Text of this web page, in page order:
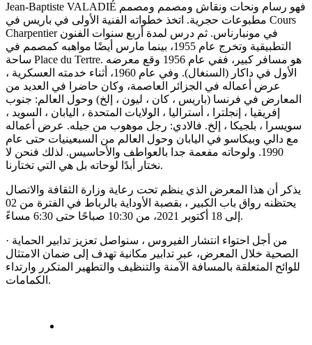
Jean-Baptiste VALADIÉ فهو رسام ونحات ونقاش ومصمم ومصمم
مطبوعات حجرية. اتخذ خطواته الفنية الأولى في باريس في Cours
Charpentier في مونبارناس. ثم درس لمدة أربع سنوات الفنون
التطبيقية وتخرج عام 1955، بينما مارس أيضًا مواهبه كمصمم في
ساحة Place du Tertre. هو مسافر كبير، ففي عام 1956 وقع معرضه
الأول في داكار (السنغال). وفي عام 1960، أثناء خدمته العسكرية ،
عرض أعماله في الجزائر العاصمة، وكان حاضرا في العديد من
المعارض في فرنسا (باريس ، كان ، ليون ، إلخ) وحول العالم: جنوب
إفريقيا ، إنجلترا ، أستراليا ، الولايات المتحدة ، اليابان ، السويد ،
سويسرا ، بلجيكا ، إلخ. فالادي: رجل موهوب من جيله. عرض أعماله
مع دالي وبيكاسو في اليابان وحول العالم من السبعينيات حتى عام
1990. ولوحاته مفعمة جدا بالعواطف والأحاسيس. لذلك فنحن لا
نختار أبدًا لوحاته بل هي التي تختارنا.
يذكر أن هذا المعرض الذي ينظم تحت رعاية وزارة الثقافة والاتصال
يحتظنه رواق باب الكبير ، بقصبة الأوداية بالرباط في الفترة من 02
إلى 18 أكتوبر 2021، من 10:30 صباحًا حتى 6:30 مساءً.
· من أجل احتواء انتشار الفيروس ، سنواصل تعزيز تدابير الحماية
الصحية خلال المعرض، عبر تدابير مكانية تهدف إلى ضمان الامتثال
للوائح المتعلقة بالمسافة الآمنة والتنظيف والتطهير المتكرر وارتداء
الكمامات.